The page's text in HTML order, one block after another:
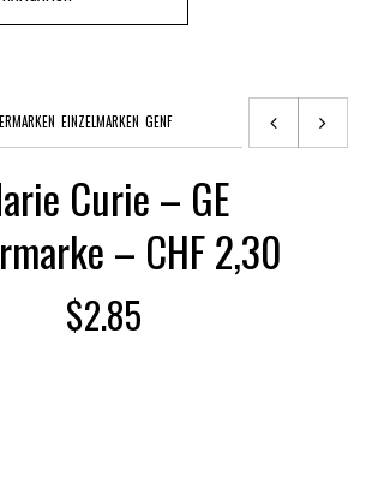
EINZELMARKEN GENF
Curie – GE
– CHF 2,30
$2.85